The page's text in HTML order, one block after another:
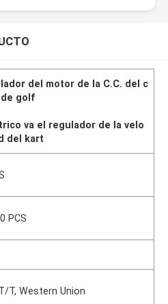
del motor de la C.C. del c
golf
va el regulador de la velo
del kart
PCS
T, Western Union